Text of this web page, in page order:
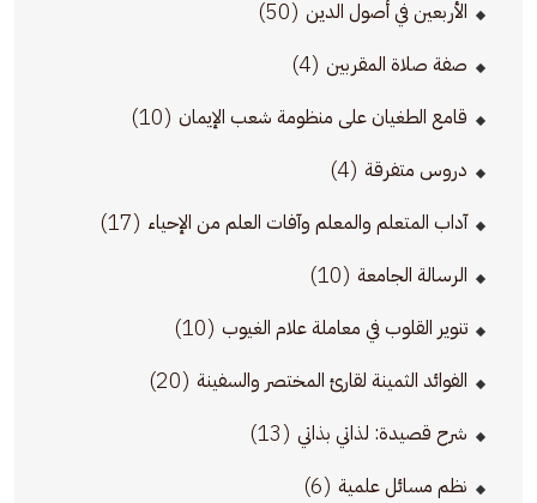
الأربعين في أصول الدين (50)
صفة صلاة المقربين (4)
قامع الطغيان على منظومة شعب الإيمان (10)
دروس متفرقة (4)
آداب المتعلم والمعلم وآفات العلم من الإحياء (17)
الرسالة الجامعة (10)
تنوير القلوب في معاملة علام الغيوب (10)
الفوائد الثمينة لقارئ المختصر والسفينة (20)
شرح قصيدة: لذاتي بذاتي (13)
نظم مسائل علمية (6)